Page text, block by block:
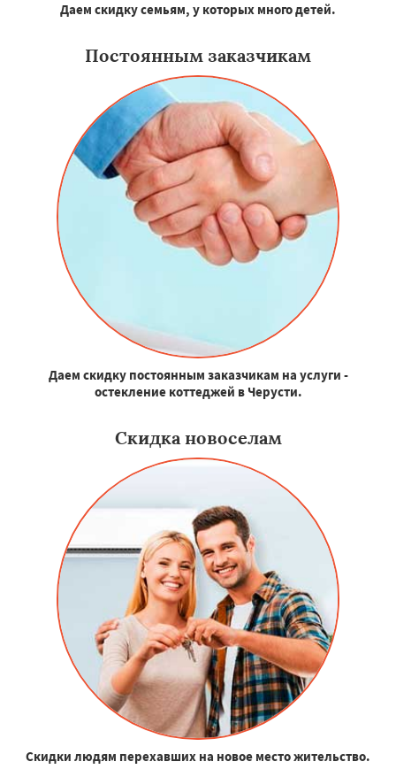
Даем скидку семьям, у которых много детей.
Постоянным заказчикам
Даем скидку постоянным заказчикам на услуги -
остекление коттеджей в Черусти.
Скидка новоселам
Скидки людям перехавших на новое место жительство.